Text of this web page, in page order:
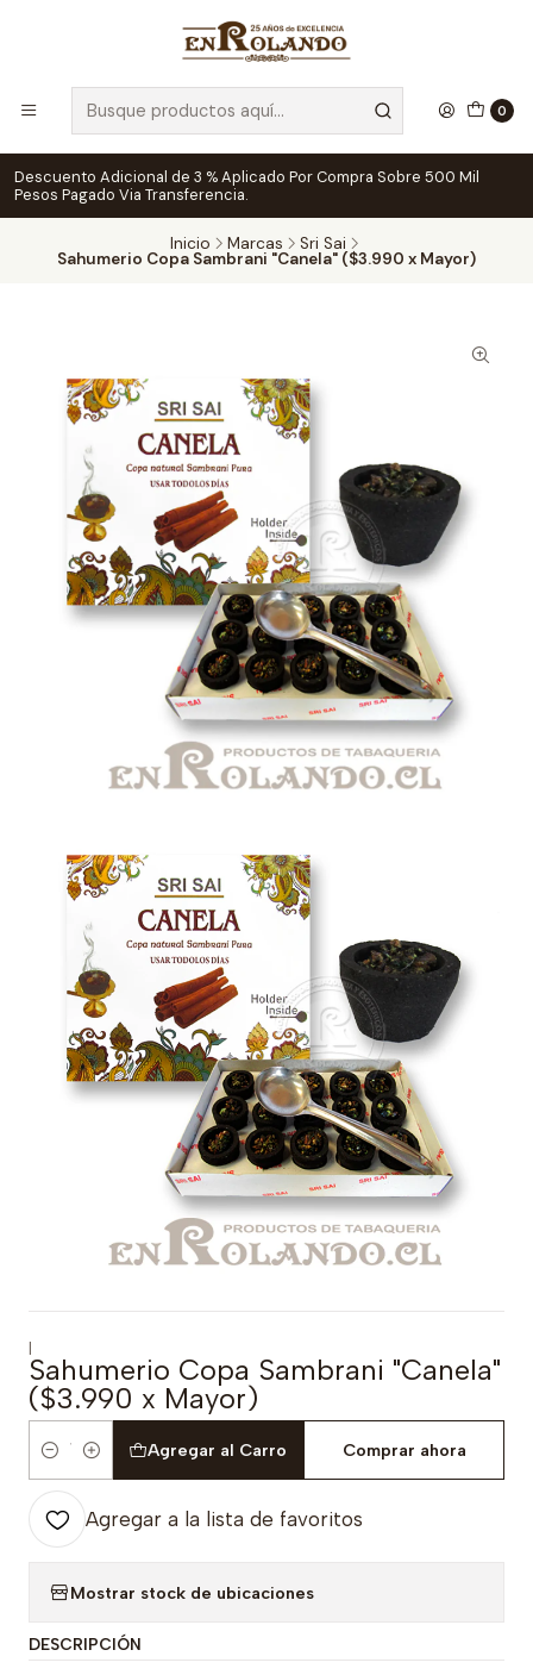
0
Descuento Adicional de 3 % Aplicado Por Compra Sobre 500 Mil
Pesos Pagado Via Transferencia.
Inicio Marcas Sri Sai
Sahumerio Copa Sambrani "Canela" ($3.990 x Mayor)
|
Sahumerio Copa Sambrani "Canela"
($3.990 x Mayor)
Cantidad
Agregar al Carro Comprar ahora
Agregar a la lista de favoritos
Mostrar stock de ubicaciones
DESCRIPCIÓN